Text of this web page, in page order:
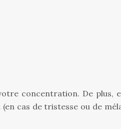
concentration. De plus,
cas de tristesse ou de